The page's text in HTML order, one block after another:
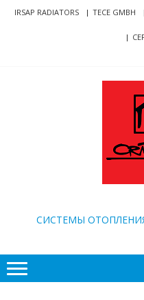
Skip
SkipIRSAP RADIATORS TECE GMBH
CИСТЕМЫ